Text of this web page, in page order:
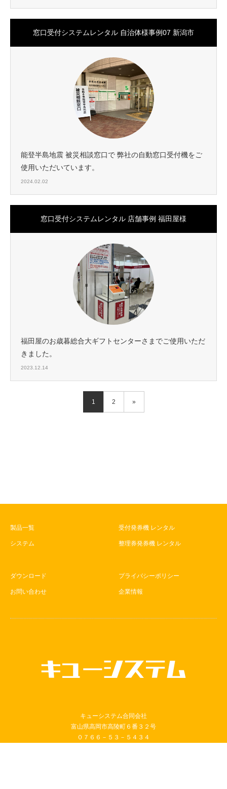
窓口受付システムレンタル 自治体様事例07 新潟市
能登半島地震 被災相談窓口で 弊社の自動窓口受付機をご
使用いただいています。
2024.02.02
窓口受付システムレンタル 店舗事例 福田屋様
福田屋のお歳暮総合大ギフトセンターさまでご使用いただ
きました。
2023.12.14
1 2 »
製品一覧
システム
受付発券機 レンタル
整理券発券機 レンタル
ダウンロード
お問い合わせ
プライバシーポリシー
企業情報
キューシステム合同会社
富山県高岡市高陵町６番３２号
０７６６－５３－５４３４